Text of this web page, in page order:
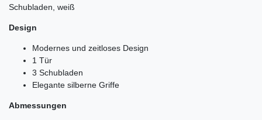
Schubladen, weiß
Design
Modernes und zeitloses Design
1 Tür
3 Schubladen
Elegante silberne Griffe
Abmessungen